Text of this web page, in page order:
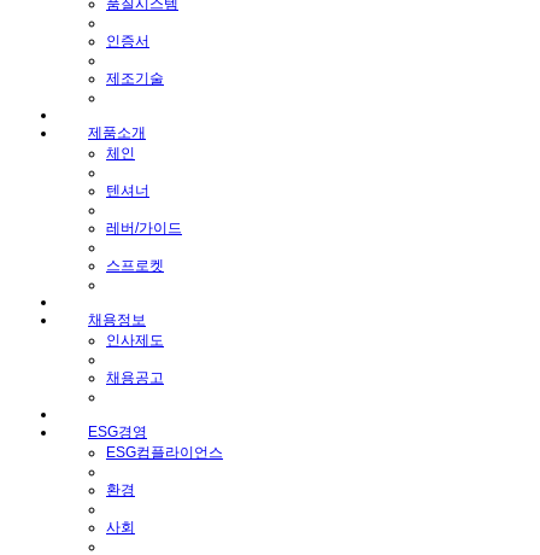
품질시스템
인증서
제조기술
제품소개
체인
텐셔너
레버/가이드
스프로켓
채용정보
인사제도
채용공고
ESG경영
ESG컴플라이언스
환경
사회